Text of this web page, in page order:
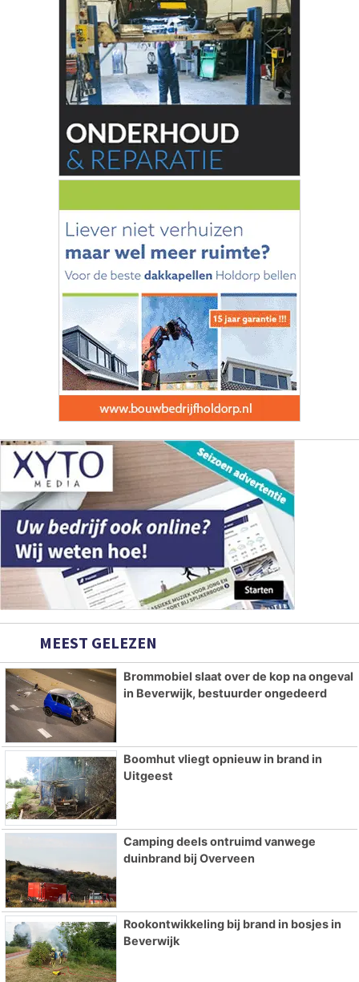
MEEST GELEZEN
Brommobiel slaat over de kop na ongeval
in Beverwijk, bestuurder ongedeerd
Boomhut vliegt opnieuw in brand in
Uitgeest
Camping deels ontruimd vanwege
duinbrand bij Overveen
Rookontwikkeling bij brand in bosjes in
Beverwijk